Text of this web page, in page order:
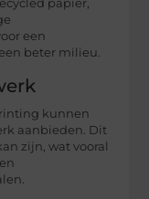
papier,
een
beter milieu.
kunnen
aanbieden. Dit
zijn, wat vooral